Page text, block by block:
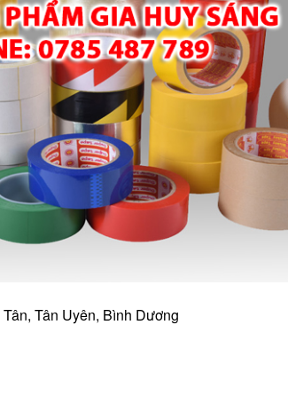
Tân Uyên, Bình Dương